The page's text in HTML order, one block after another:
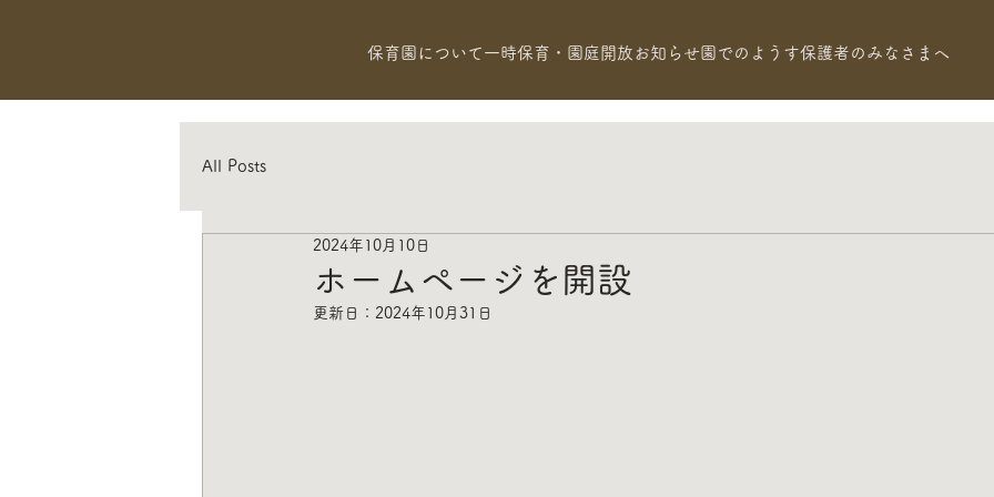
保育園について 一時保育・園庭開放 お知らせ園でのようす保護者のみなさまへ
All Posts
ホームページを開設
2024年10月10日
更新日： 2024年10月31日